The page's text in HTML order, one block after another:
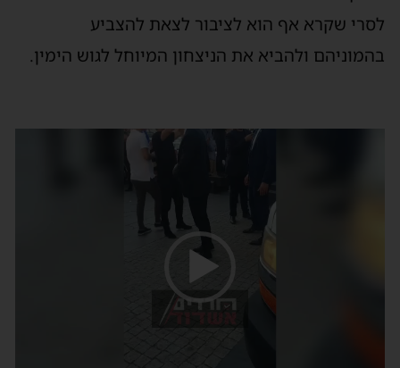
לסרי שקרא אף הוא לציבור לצאת להצביע
בהמוניהם ולהביא את הניצחון המיוחל לגוש הימין.